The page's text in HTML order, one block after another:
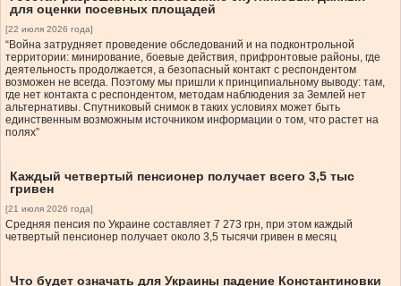
для оценки посевных площадей
[22 июля 2026 года]
“Война затрудняет проведение обследований и на подконтрольной
территории: минирование, боевые действия, прифронтовые районы, где
деятельность продолжается, а безопасный контакт с респондентом
возможен не всегда. Поэтому мы пришли к принципиальному выводу: там,
где нет контакта с респондентом, методам наблюдения за Землей нет
альтернативы. Спутниковый снимок в таких условиях может быть
единственным возможным источником информации о том, что растет на
полях”
Каждый четвертый пенсионер получает всего 3,5 тыс
гривен
[21 июля 2026 года]
Средняя пенсия по Украине составляет 7 273 грн, при этом каждый
четвертый пенсионер получает около 3,5 тысячи гривен в месяц
Что будет означать для Украины падение Константиновки